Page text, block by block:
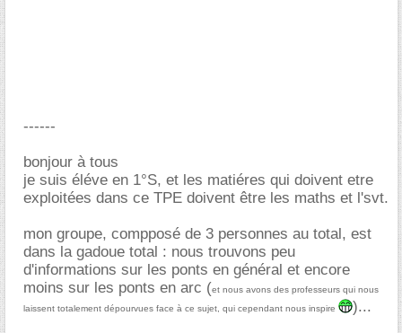
------
bonjour à tous
je suis éléve en 1°S, et les matiéres qui doivent etre
exploitées dans ce TPE doivent être les maths et l'svt.
mon groupe, compposé de 3 personnes au total, est
dans la gadoue total : nous trouvons peu
d'informations sur les ponts en général et encore
moins sur les ponts en arc (et nous avons des professeurs qui nous
laissent totalement dépourvues face à ce sujet, qui cependant nous inspire
)...